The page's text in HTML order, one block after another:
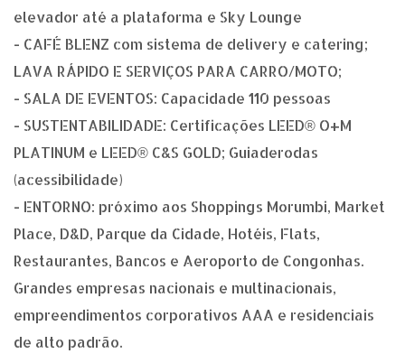
elevador até a plataforma e Sky Lounge
- CAFÉ BLENZ com sistema de delivery e catering;
LAVA RÁPIDO E SERVIÇOS PARA CARRO/MOTO;
- SALA DE EVENTOS: Capacidade 110 pessoas
- SUSTENTABILIDADE: Certificações LEED® O+M
PLATINUM e LEED® C&S GOLD; Guiaderodas
(acessibilidade)
- ENTORNO: próximo aos Shoppings Morumbi, Market
Place, D&D, Parque da Cidade, Hotéis, Flats,
Restaurantes, Bancos e Aeroporto de Congonhas.
Grandes empresas nacionais e multinacionais,
empreendimentos corporativos AAA e residenciais
de alto padrão.